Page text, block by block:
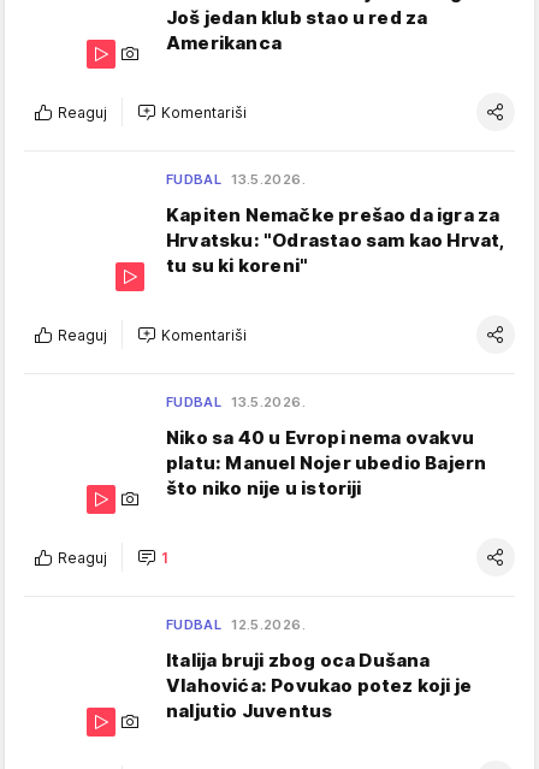
Još jedan klub stao u red za
Amerikanca
Reaguj Komentariši
FUDBAL 13.5.2026.
Kapiten Nemačke prešao da igra za
Hrvatsku: "Odrastao sam kao Hrvat,
tu su ki koreni"
Reaguj Komentariši
FUDBAL 13.5.2026.
Niko sa 40 u Evropi nema ovakvu
platu: Manuel Nojer ubedio Bajern
što niko nije u istoriji
Reaguj 1
FUDBAL 12.5.2026.
Italija bruji zbog oca Dušana
Vlahovića: Povukao potez koji je
naljutio Juventus